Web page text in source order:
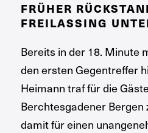
FRÜHER
FREILASSING
Bereits in der 18. Minute
den ersten Gegentreffer
Heimann traf für die
Berchtesgadener Bergen
damit für einen